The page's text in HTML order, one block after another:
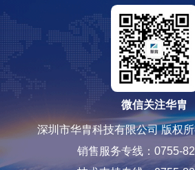
微信关注华胄
深圳市华胄科技有限公司 版权
销售服务专线：0755-